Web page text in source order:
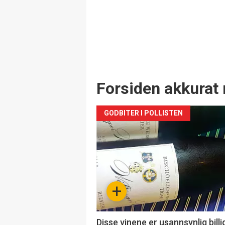
Forsiden akkurat
+
GODBITER I POLLISTEN
Disse vinene er usannsynlig